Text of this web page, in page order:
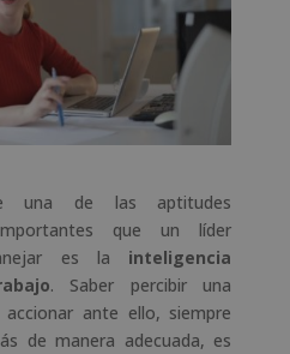
una de las aptitudes
que un líder
es la inteligencia
. Saber percibir una
ante ello, siempre
de manera adecuada, es